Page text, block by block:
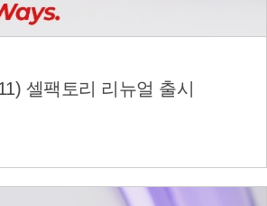
셀팩토리 리뉴얼 출시